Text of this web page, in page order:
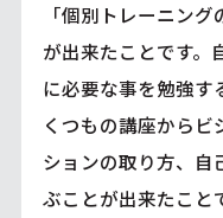
「個別トレーニン
が出来たことです。
に必要な事を勉強す
くつもの講座からビ
ションの取り方、自
ぶことが出来たこと